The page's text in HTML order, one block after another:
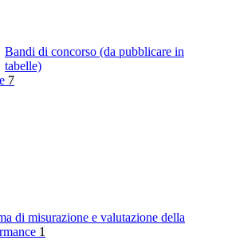
Bandi di concorso (da pubblicare in
tabelle)
7
di misurazione e valutazione della
1